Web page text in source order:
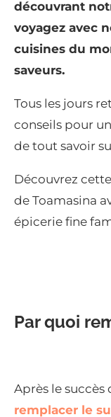
découvrant
voyagez avec
cuisines du
saveurs.
Tous les jours
conseils pour
de tout savoir
Découvrez
de Toamasina
épicerie fine
Par quoi
Après le succès
remplacer le